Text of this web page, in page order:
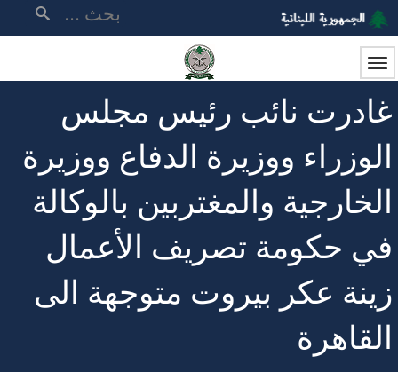
تجاوز
إلى
المحتوى
الرئيسي
غادرت نائب رئيس مجلس
الوزراء ووزيرة الدفاع ووزيرة
الخارجية والمغتربين بالوكالة
في حكومة تصريف الأعمال
زينة عكر بيروت متوجهة الى
القاهرة